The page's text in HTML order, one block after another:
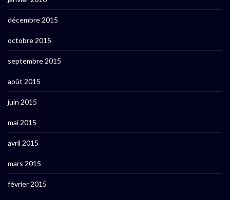
décembre 2015
octobre 2015
septembre 2015
août 2015
juin 2015
mai 2015
avril 2015
mars 2015
février 2015